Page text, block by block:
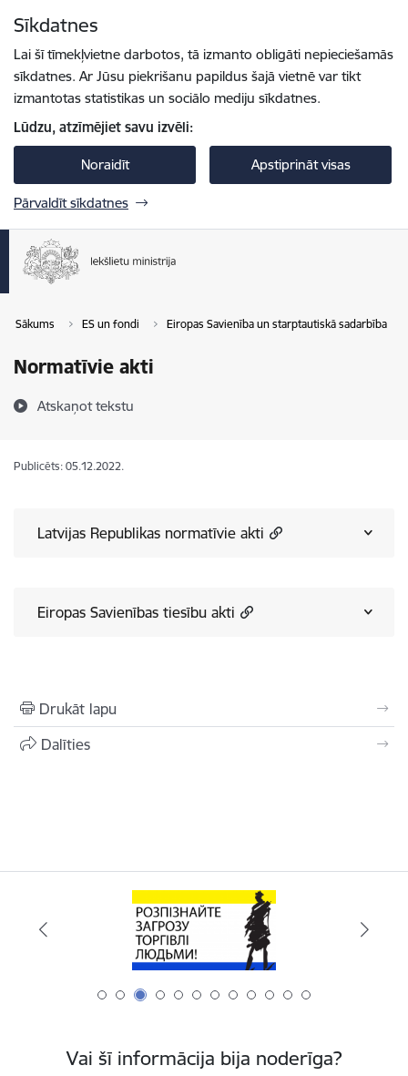
Sīkdatnes
Lai šī tīmekļvietne darbotos, tā izmanto obligāti nepieciešamās
sīkdatnes. Ar Jūsu piekrišanu papildus šajā vietnē var tikt
izmantotas statistikas un sociālo mediju sīkdatnes.
Lūdzu, atzīmējiet savu izvēli:
Noraidīt Apstiprināt visas
Pārvaldīt sīkdatnes
Sākums ES un fondi Eiropas Savienība un starptautiskā sadarbība
Normatīvie akti
Atskaņot tekstu
Publicēts: 05.12.2022.
Latvijas Republikas normatīvie akti
Eiropas Savienības tiesību akti
Drukāt lapu
Dalīties
Vai šī informācija bija noderīga?